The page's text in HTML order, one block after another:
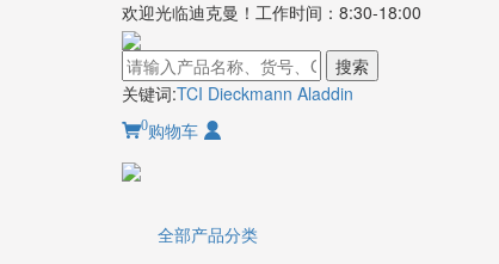
欢迎光临迪克曼！工作时间：8:30-18:00
搜索
关键词:TCI Dieckmann Aladdin
0购物车
全部产品分类